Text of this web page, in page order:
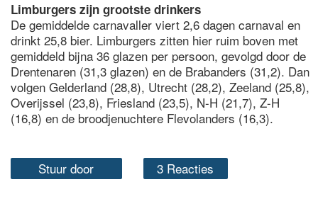
Limburgers zijn grootste drinkers
De gemiddelde carnavaller viert 2,6 dagen carnaval en
drinkt 25,8 bier. Limburgers zitten hier ruim boven met
gemiddeld bijna 36 glazen per persoon, gevolgd door de
Drentenaren (31,3 glazen) en de Brabanders (31,2). Dan
volgen Gelderland (28,8), Utrecht (28,2), Zeeland (25,8),
Overijssel (23,8), Friesland (23,5), N-H (21,7), Z-H
(16,8) en de broodjenuchtere Flevolanders (16,3).
Stuur door 3 Reacties